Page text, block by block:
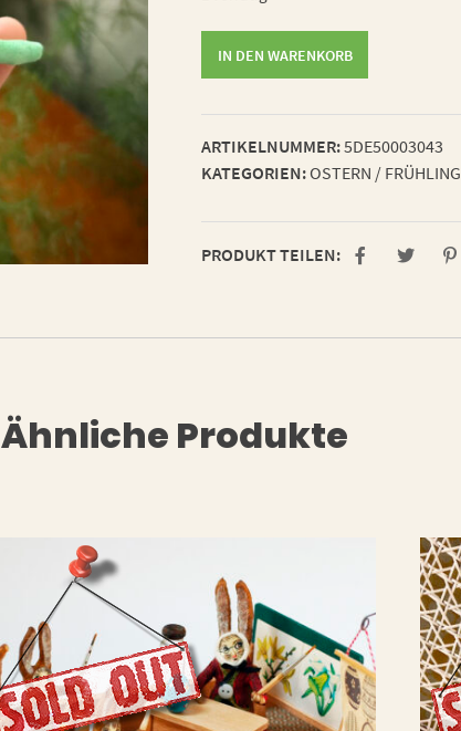
IN DEN WARENKORB
ARTIKELNUMMER:5DE50003043
KATEGORIEN:OSTERN / FRÜHLING
PRODUKT TEILEN:
Ähnliche Produkte